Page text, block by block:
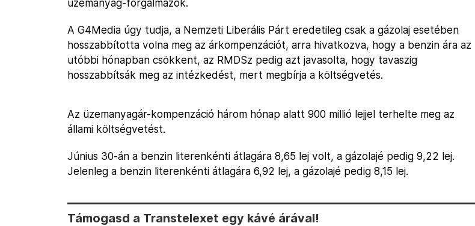
üzemanyag-forgalmazók.
A G4Media úgy tudja, a Nemzeti Liberális Párt eredetileg csak a gázolaj esetében
hosszabbította volna meg az árkompenzációt, arra hivatkozva, hogy a benzin ára az
utóbbi hónapban csökkent, az RMDSz pedig azt javasolta, hogy tavaszig
hosszabbítsák meg az intézkedést, mert megbírja a költségvetés.
Az üzemanyagár-kompenzáció három hónap alatt 900 millió lejjel terhelte meg az
állami költségvetést.
Június 30-án a benzin literenkénti átlagára 8,65 lej volt, a gázolajé pedig 9,22 lej.
Jelenleg a benzin literenkénti átlagára 6,92 lej, a gázolajé pedig 8,15 lej.
Támogasd a Transtelexet egy kávé árával!